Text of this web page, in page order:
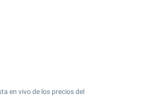
en vivo de los precios del